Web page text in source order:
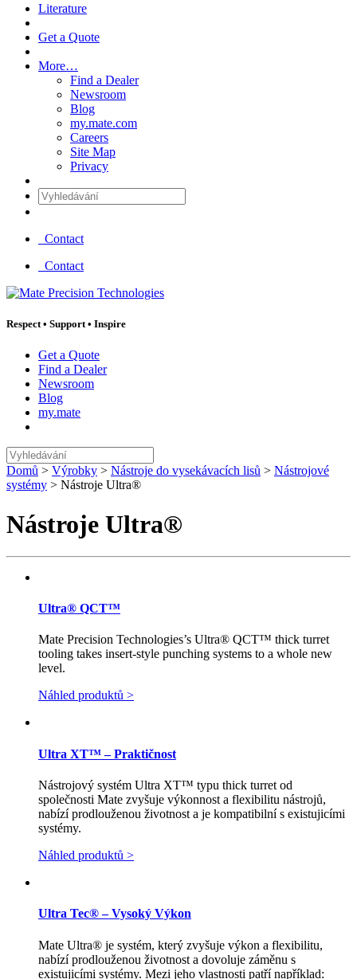
Literature
Get a Quote
More…
Find a Dealer
Newsroom
Blog
my.mate.com
Careers
Site Map
Privacy
Vyhledávání
:
Contact
Contact
Respect • Support • Inspire
Get a Quote
Find a Dealer
Newsroom
Blog
my.mate
Vyhledávání
:Domů > Výrobky > Nástroje do vysekávacích lisů > Nástrojové
systémy > Nástroje Ultra®
Nástroje Ultra®
Ultra® QCT™
Mate Precision Technologies’s Ultra® QCT™ thick turret
tooling takes insert-style punching systems to a whole new
level.
Náhled produktů >
Ultra XT™ – Praktičnost
Nástrojový systém Ultra XT™ typu thick turret od
společnosti Mate zvyšuje výkonnost a flexibilitu nástrojů,
nabízí prodlouženou životnost a je kompatibilní s existujicími
systémy.
Náhled produktů >
Ultra Tec® – Vysoký Výkon
Mate Ultra® je systém, který zvyšuje výkon a flexibilitu,
nabízí prodlouženou životnost a dovoluje záměnu s
existujicími systémy. Mezi jeho vlastnosti patří například: